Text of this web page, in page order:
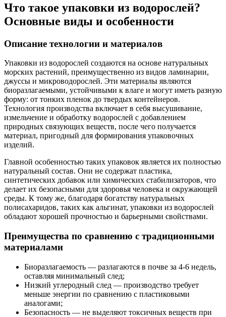
Что такое упаковки из водорослей?
Основные виды и особенности
Описание технологии и материалов
Упаковки из водорослей создаются на основе натуральных
морских растений, преимущественно из видов ламинарии,
джуссы и микроводорослей. Эти материалы являются
биоразлагаемыми, устойчивыми к влаге и могут иметь разную
форму: от тонких пленок до твердых контейнеров.
Технология производства включает в себя высушивание,
измельчение и обработку водорослей с добавлением
природных связующих веществ, после чего получается
материал, пригодный для формирования упаковочных
изделий.
Главной особенностью таких упаковок является их полностью
натуральный состав. Они не содержат пластика,
синтетических добавок или химических стабилизаторов, что
делает их безопасными для здоровья человека и окружающей
среды. К тому же, благодаря богатству натуральных
полисахаридов, таких как альгинат, упаковки из водорослей
обладают хорошей прочностью и барьерными свойствами.
Преимущества по сравнению с традиционными
материалами
Биоразлагаемость — разлагаются в почве за 4-6 недель,
оставляя минимальный след;
Низкий углеродный след — производство требует
меньше энергии по сравнению с пластиковыми
аналогами;
Безопасность — не выделяют токсичных веществ при